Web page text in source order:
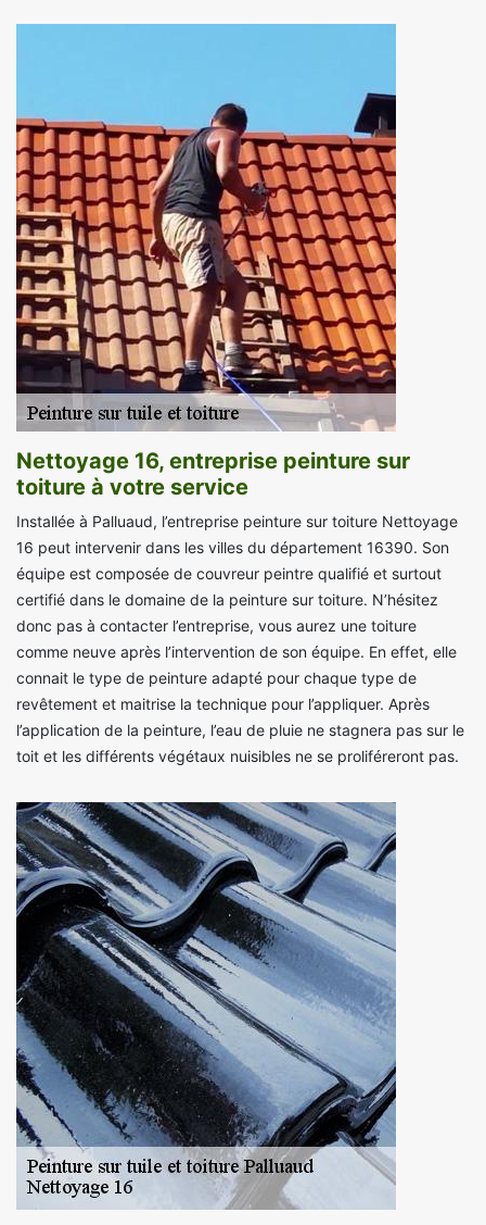
Nettoyage 16, entreprise peinture sur
toiture à votre service
Installée à Palluaud, l’entreprise peinture sur toiture Nettoyage
16 peut intervenir dans les villes du département 16390. Son
équipe est composée de couvreur peintre qualifié et surtout
certifié dans le domaine de la peinture sur toiture. N’hésitez
donc pas à contacter l’entreprise, vous aurez une toiture
comme neuve après l’intervention de son équipe. En effet, elle
connait le type de peinture adapté pour chaque type de
revêtement et maitrise la technique pour l’appliquer. Après
l’application de la peinture, l’eau de pluie ne stagnera pas sur le
toit et les différents végétaux nuisibles ne se proliféreront pas.